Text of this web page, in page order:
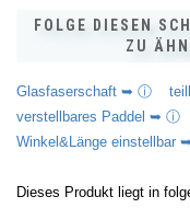
FOLGE DIESEN
ZU
Glasfaserschaft ➥ ⓘ
verstellbares Paddel ➥ ⓘ
Winkel&Länge einstellbar
Dieses Produkt liegt in